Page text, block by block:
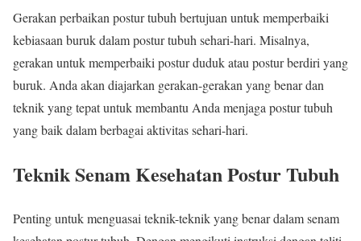
Gerakan perbaikan postur tubuh bertujuan untuk memperbaiki
kebiasaan buruk dalam postur tubuh sehari-hari. Misalnya,
gerakan untuk memperbaiki postur duduk atau postur berdiri yang
buruk. Anda akan diajarkan gerakan-gerakan yang benar dan
teknik yang tepat untuk membantu Anda menjaga postur tubuh
yang baik dalam berbagai aktivitas sehari-hari.
Teknik Senam Kesehatan Postur Tubuh
Penting untuk menguasai teknik-teknik yang benar dalam senam